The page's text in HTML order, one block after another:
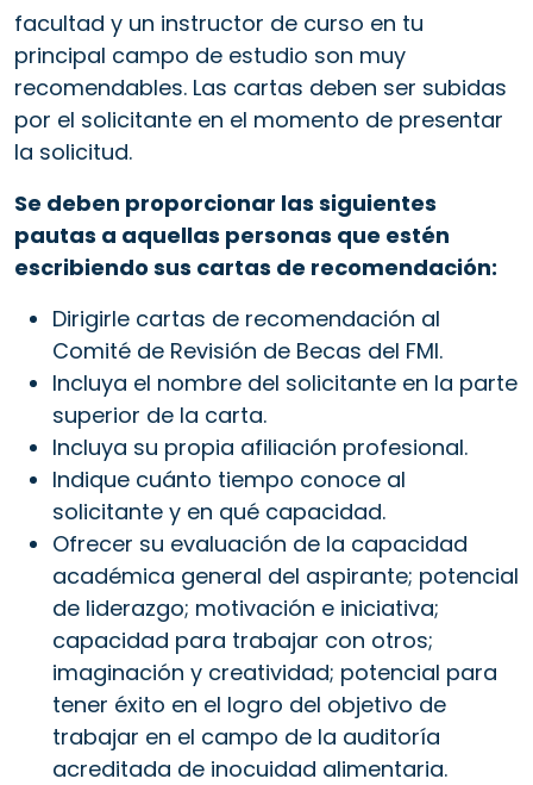
facultad y un instructor de curso en tu
principal campo de estudio son muy
recomendables. Las cartas deben ser subidas
por el solicitante en el momento de presentar
la solicitud.
Se deben proporcionar las siguientes
pautas a aquellas personas que estén
escribiendo sus cartas de recomendación:
Dirigirle cartas de recomendación al
Comité de Revisión de Becas del FMI.
Incluya el nombre del solicitante en la parte
superior de la carta.
Incluya su propia afiliación profesional.
Indique cuánto tiempo conoce al
solicitante y en qué capacidad.
Ofrecer su evaluación de la capacidad
académica general del aspirante; potencial
de liderazgo; motivación e iniciativa;
capacidad para trabajar con otros;
imaginación y creatividad; potencial para
tener éxito en el logro del objetivo de
trabajar en el campo de la auditoría
acreditada de inocuidad alimentaria.